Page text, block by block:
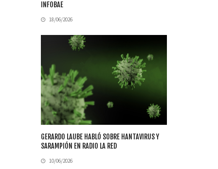
INFOBAE
18/06/2026
GERARDO LAUBE HABLÓ SOBRE HANTAVIRUS Y
SARAMPIÓN EN RADIO LA RED
10/06/2026